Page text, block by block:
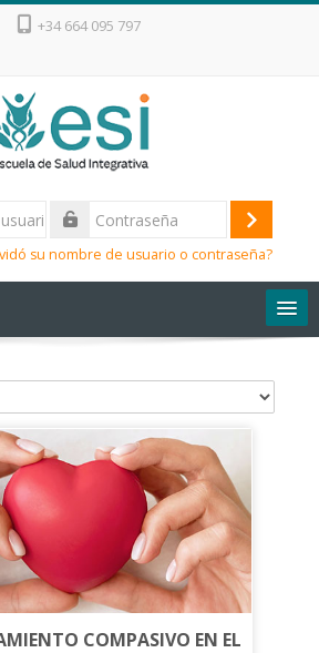
+34 664 095 797
Acceder
su nombre de usuario o contraseña?
COMPASIVO EN EL